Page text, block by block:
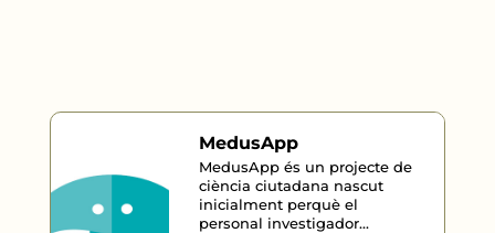
MedusApp
MedusApp és un projecte de
ciència ciutadana nascut
inicialment perquè el
personal investigador...